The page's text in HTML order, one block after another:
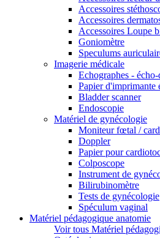
Accessoires
Accessoires
Accessoires Loupe
Goniomètre
Speculums
Imagerie médicale
Echographes -
Papier d'imprimante
Bladder scanner
Endoscopie
Matériel de gynécologie
Moniteur fœtal /
Doppler
Papier pour
Colposcope
Instrument de
Bilirubinomètre
Tests de gynécologie
Spéculum vaginal
Matériel pédagogique anatomie
Voir tous Matériel